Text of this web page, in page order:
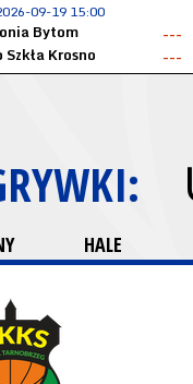
09-19 15:00
Bytom
---
Krosno
---
HALE